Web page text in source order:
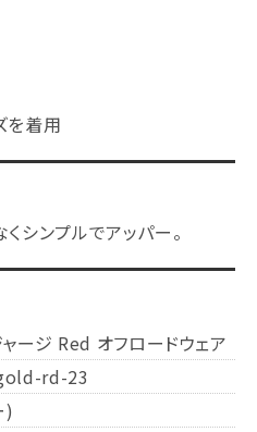
を着用
シンプルでアッパー。
ージ Red オフロードウェア
rd-23
)